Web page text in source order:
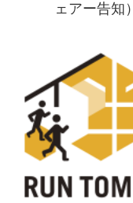
ェアー告知）